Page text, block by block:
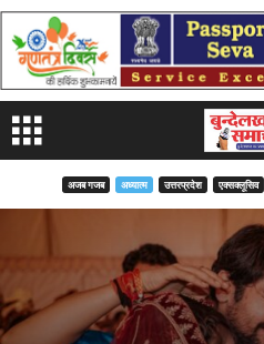
अजब गजब अध्यात्म उत्तरप्रदेश एक्सक्लूसिव